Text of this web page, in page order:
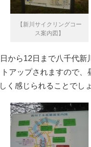
【新川サイクリングコー
ス案内図】
から12日まで八千代新
アップされますので、
く感じられることでしょ